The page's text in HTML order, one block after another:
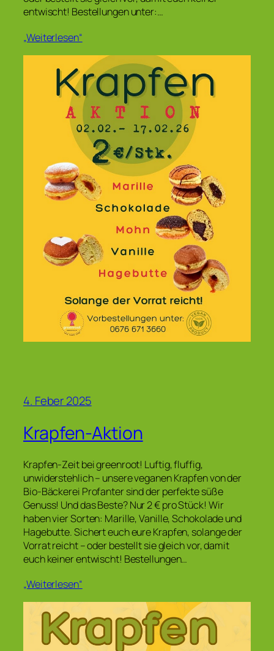
entwischt! Bestellungen unter:…
„Weiterlesen“
4. Feber 2025
Krapfen-Aktion
Krapfen-Zeit bei greenroot! Luftig, fluffig,
unwiderstehlich – unsere veganen Krapfen von der
Bio-Bäckerei Profanter sind der perfekte süße
Genuss! Und das Beste? Nur 2 € pro Stück! Wir
haben vier Sorten: Marille, Vanille, Schokolade und
Hagebutte. Sichert euch eure Krapfen, solange der
Vorrat reicht – oder bestellt sie gleich vor, damit
euch keiner entwischt! Bestellungen…
„Weiterlesen“